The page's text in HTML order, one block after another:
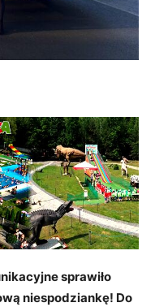
sprawiło
niespodziankę! Do